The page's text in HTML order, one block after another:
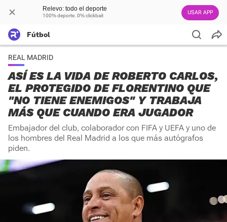
Relevo: todo el deporte
100% deporte. 0% clickbait USAR APP
Fútbol
REAL MADRID
ASÍ ES LA VIDA DE ROBERTO CARLOS,
EL PROTEGIDO DE FLORENTINO QUE
"NO TIENE ENEMIGOS" Y TRABAJA
MÁS QUE CUANDO ERA JUGADOR
Embajador del club, colaborador con FIFA y UEFA y uno de
los hombres del Real Madrid a los que más autógrafos
piden.